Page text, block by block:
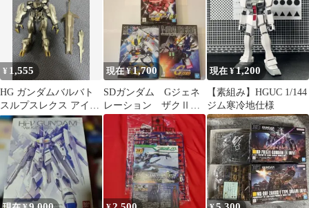
¥ 1,555
HG ガンダムバルバト
スルプスレクス アイア
ンブラッド
現在 ¥1,700
SDガンダム Gジェネ
レーション ザクⅡ
ウイングガンダム ニ
ューガンダムセット
現在 ¥1,200
【素組み】HGUC 1/144
ジム寒冷地仕様